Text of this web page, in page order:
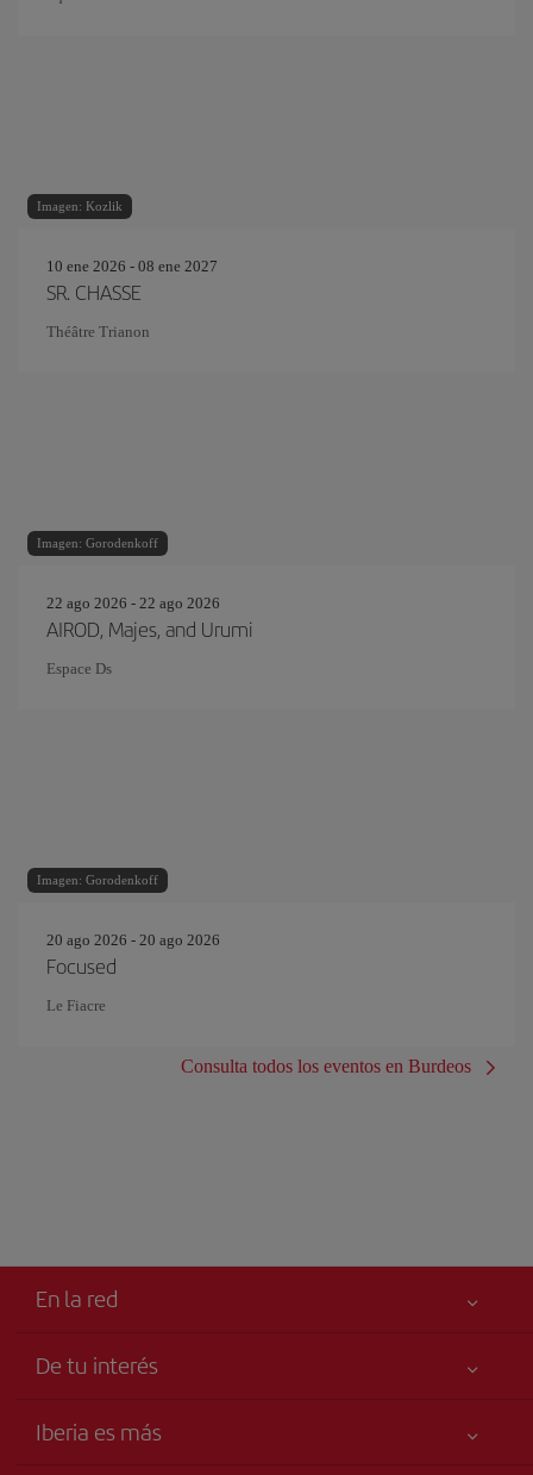
Imagen: Kozlik
10 ene 2026 - 08 ene 2027
SR. CHASSE
Théâtre Trianon
Imagen: Gorodenkoff
22 ago 2026 - 22 ago 2026
AIROD, Majes, and Urumi
Espace Ds
Imagen: Gorodenkoff
20 ago 2026 - 20 ago 2026
Focused
Le Fiacre
Consulta todos los eventos en Burdeos
En la red
De tu interés
Tu seguridad es lo primero
Iberia es más